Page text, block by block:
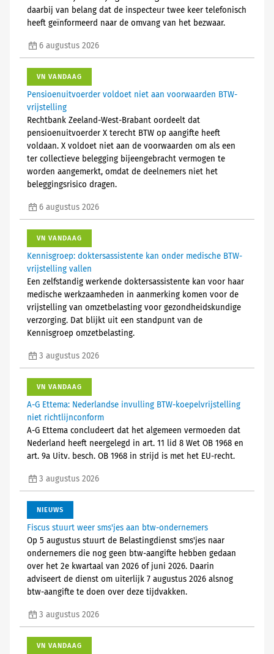
daarbij van belang dat de inspecteur twee keer telefonisch
heeft geïnformeerd naar de omvang van het bezwaar.
6 augustus 2026
VN VANDAAG
Pensioenuitvoerder voldoet niet aan voorwaarden BTW-
vrijstelling
Rechtbank Zeeland-West-Brabant oordeelt dat
pensioenuitvoerder X terecht BTW op aangifte heeft
voldaan. X voldoet niet aan de voorwaarden om als een
ter collectieve belegging bijeengebracht vermogen te
worden aangemerkt, omdat de deelnemers niet het
beleggingsrisico dragen.
6 augustus 2026
VN VANDAAG
Kennisgroep: doktersassistente kan onder medische BTW-
vrijstelling vallen
Een zelfstandig werkende doktersassistente kan voor haar
medische werkzaamheden in aanmerking komen voor de
vrijstelling van omzetbelasting voor gezondheidskundige
verzorging. Dat blijkt uit een standpunt van de
Kennisgroep omzetbelasting.
3 augustus 2026
VN VANDAAG
A-G Ettema: Nederlandse invulling BTW-koepelvrijstelling
niet richtlijnconform
A-G Ettema concludeert dat het algemeen vermoeden dat
Nederland heeft neergelegd in art. 11 lid 8 Wet OB 1968 en
art. 9a Uitv. besch. OB 1968 in strijd is met het EU-recht.
3 augustus 2026
NIEUWS
Fiscus stuurt weer sms'jes aan btw-ondernemers
Op 5 augustus stuurt de Belastingdienst sms'jes naar
ondernemers die nog geen btw-aangifte hebben gedaan
over het 2e kwartaal van 2026 of juni 2026. Daarin
adviseert de dienst om uiterlijk 7 augustus 2026 alsnog
btw-aangifte te doen over deze tijdvakken.
3 augustus 2026
VN VANDAAG